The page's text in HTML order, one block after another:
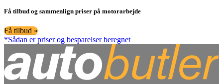
Få tilbud og sammenlign priser på motorarbejde
Få tilbud »
*Sådan er priser og besparelser beregnet